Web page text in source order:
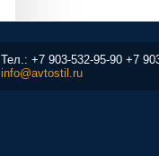
Тел.: +7 903-532-95-90 +7
info@avtostil.ru